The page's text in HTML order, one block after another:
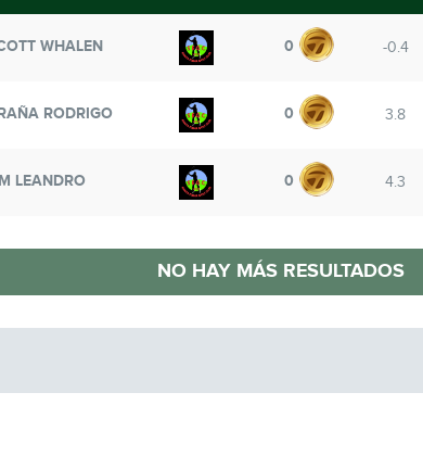
WHALEN 0 -0.4
RODRIGO 0 3.8
LEANDRO 0 4.3
NO HAY MÁS RESULTADOS